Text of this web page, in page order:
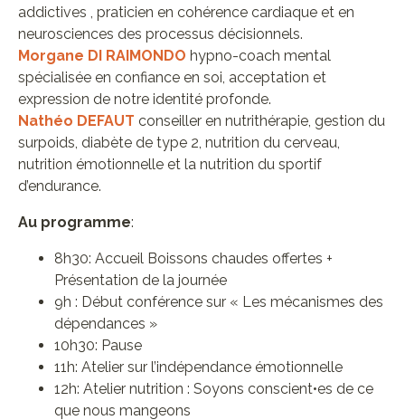
addictives , praticien en cohérence cardiaque et en
neurosciences des processus décisionnels.
Morgane DI RAIMONDO hypno-coach mental
spécialisée en confiance en soi, acceptation et
expression de notre identité profonde.
Nathéo DEFAUT conseiller en nutrithérapie, gestion du
surpoids, diabète de type 2, nutrition du cerveau,
nutrition émotionnelle et la nutrition du sportif
d’endurance.
Au programme:
8h30: Accueil Boissons chaudes offertes +
Présentation de la journée
9h : Début conférence sur « Les mécanismes des
dépendances »
10h30: Pause
11h: Atelier sur l’indépendance émotionnelle
12h: Atelier nutrition : Soyons conscient•es de ce
que nous mangeons